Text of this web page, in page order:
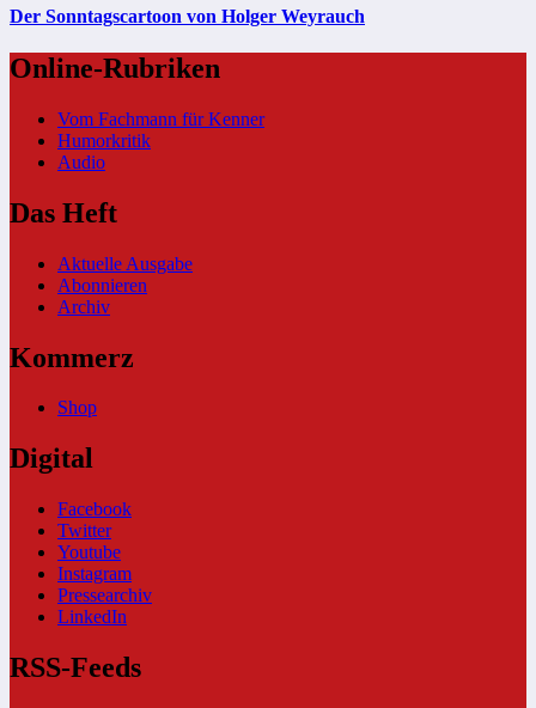
Der Sonntagscartoon von Holger Weyrauch
Online-Rubriken
Vom Fachmann für Kenner
Humorkritik
Audio
Das Heft
Aktuelle Ausgabe
Abonnieren
Archiv
Kommerz
Shop
Digital
Facebook
Twitter
Youtube
Instagram
Pressearchiv
LinkedIn
RSS-Feeds